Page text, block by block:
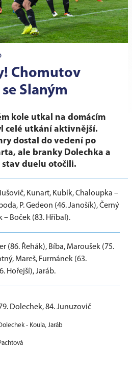
Chomutov
Slaným
kole utkal na domácím
celé utkání aktivnější.
dostal do vedení po
ale branky Dolechka a
stav duelu otočili.
Kunart, Kubík, Chaloupka –
P. Gedeon (46. Janošík), Černý
– Boček (83. Hříbal).
(86. Řehák), Bíba, Maroušek (75.
Mareš, Furmánek (63.
Hořejší), Jaráb.
Dolechek, 84. Junuzovič
- Koula, Jaráb